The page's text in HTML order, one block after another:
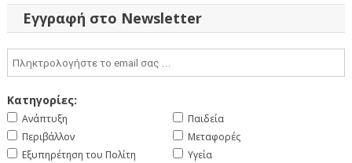
Εγγραφή στο Newsletter
Κατηγορίες:
Ανάπτυξη
Περιβάλλον
Εξυπηρέτηση του Πολίτη
Παιδεία
Μεταφορές
Υγεία